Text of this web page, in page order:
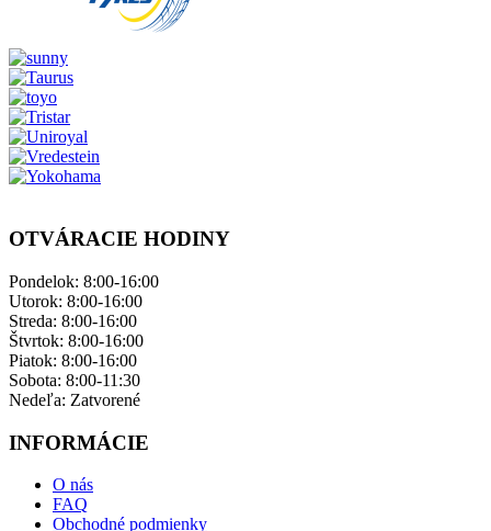
OTVÁRACIE HODINY
Pondelok: ​8:00-16:00
Utorok: 8:00-16:00
Streda: 8:00-16:00
Štvrtok: 8:00-16:00
Piatok: 8:00-16:00
Sobota: 8:00-11:30
Nedeľa: ​Zatvorené
INFORMÁCIE
O nás
FAQ
Obchodné podmienky